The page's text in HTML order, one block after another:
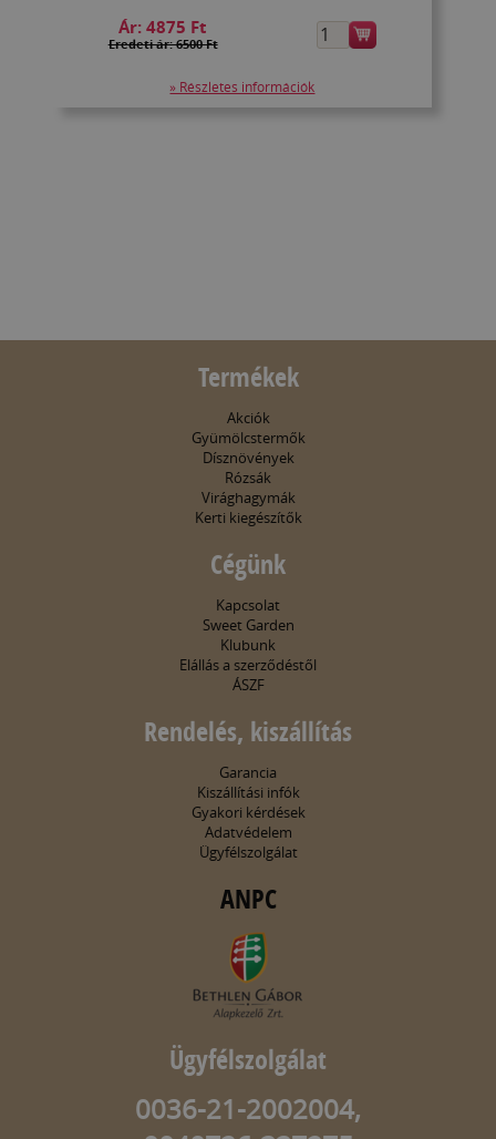
Ár:4875 Ft
Eredeti ár: 6500 Ft
» Részletes információk
Termékek
Akciók
Gyümölcstermők
Dísznövények
Rózsák
Virághagymák
Kerti kiegészítők
Cégünk
Kapcsolat
Sweet Garden
Klubunk
Elállás a szerződéstől
ÁSZF
Rendelés, kiszállítás
Garancia
Kiszállítási infók
Gyakori kérdések
Adatvédelem
Ügyfélszolgálat
ANPC
Ügyfélszolgálat
0036-21-2002004,